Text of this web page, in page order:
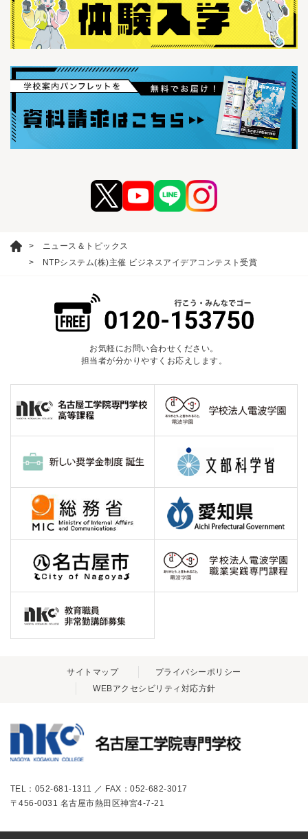
ニュース＆トピックス
NTPシステム(株)主催 ビジネスアイデアコンテスト受賞
お気軽にお問い合わせください。
担当者が分かりやすくお応えします。
サイトマップ
プライバシーポリシー
WEBアクセシビリティ対応方針
TEL：052-681-1311 ／ FAX：052-682-3017
〒456-0031 名古屋市熱田区神宮4-7-21